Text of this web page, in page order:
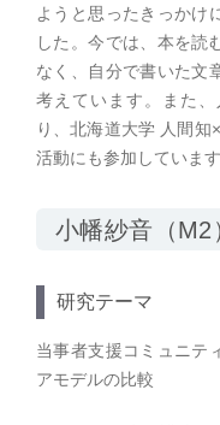
ようと思ったきっかけ
した。今では、本を読
なく、自分で書いた文
考えています。また
り、北海道大学 人間知
活動にも参加しています
小幡紗音（M2
研究テーマ
当事者支援コミュニテ
アモデルの比較